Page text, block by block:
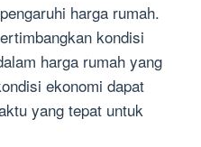
harga rumah.
kondisi
harga rumah yang
ekonomi dapat
yang tepat untuk